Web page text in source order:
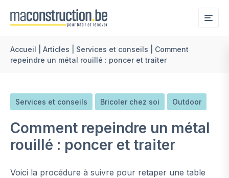
Accueil Articles Services et conseils
Comment
repeindre un métal rouillé : poncer et traiter
Services et conseils Bricoler chez soi Outdoor
Comment repeindre un métal
rouillé : poncer et traiter
Voici la procédure à suivre pour retaper une table